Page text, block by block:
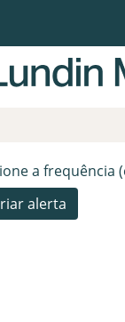
Mostrar mais
a frequência
alerta